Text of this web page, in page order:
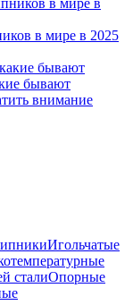
в мире в 2025
бывают
внимание
Игольчатые
сталиОпорные